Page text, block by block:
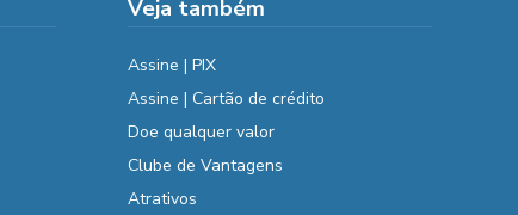
Veja também
Assine | PIX
Assine | Cartão de crédito
Doe qualquer valor
Clube de Vantagens
Atrativos